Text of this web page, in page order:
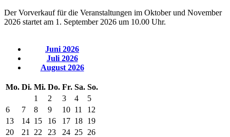
Der Vorverkauf für die Veranstaltungen im Oktober und November
2026 startet am 1. September 2026 um 10.00 Uhr.
Juni 2026
Juli 2026
August 2026
Mo. Di. Mi. Do. Fr. Sa. So.
1
2 3 4
5
6
7 8 9 10 11
12
13
14 15 16 17 18 19
20
21 22 23 24 25 26